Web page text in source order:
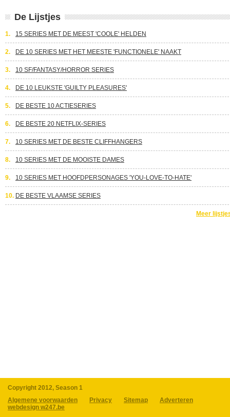
De Lijstjes
1. 15 SERIES MET DE MEEST 'COOLE' HELDEN
2. DE 10 SERIES MET HET MEESTE 'FUNCTIONELE' NAAKT
3. 10 SF/FANTASY/HORROR SERIES
4. DE 10 LEUKSTE 'GUILTY PLEASURES'
5. DE BESTE 10 ACTIESERIES
6. DE BESTE 20 NETFLIX-SERIES
7. 10 SERIES MET DE BESTE CLIFFHANGERS
8. 10 SERIES MET DE MOOISTE DAMES
9. 10 SERIES MET HOOFDPERSONAGES 'YOU-LOVE-TO-HATE'
10. DE BESTE VLAAMSE SERIES
Meer
Copyright 2012, Season 1
Algemene voorwaarden
Privacy Sitemap
Adverteren
webdesign w247.be